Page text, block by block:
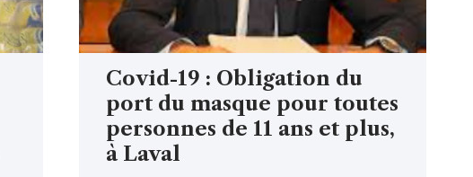
Covid-19 : Obligation du
port du masque pour toutes
personnes de 11 ans et plus,
à Laval